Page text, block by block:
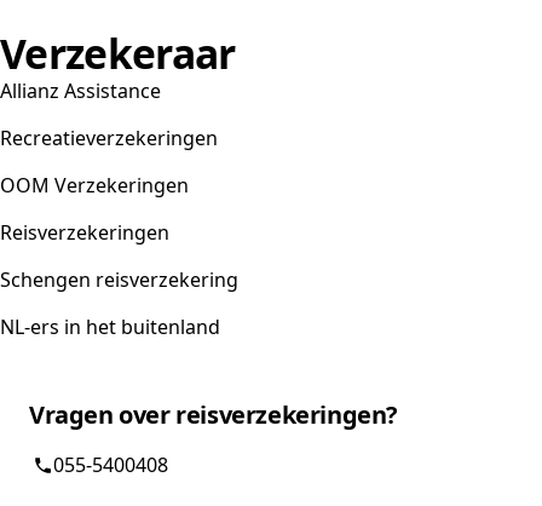
Verzekeraar
Allianz Assistance
Recreatieverzekeringen
OOM Verzekeringen
Reisverzekeringen
Schengen reisverzekering
NL-ers in het buitenland
Vragen over reisverzekeringen?
055-5400408